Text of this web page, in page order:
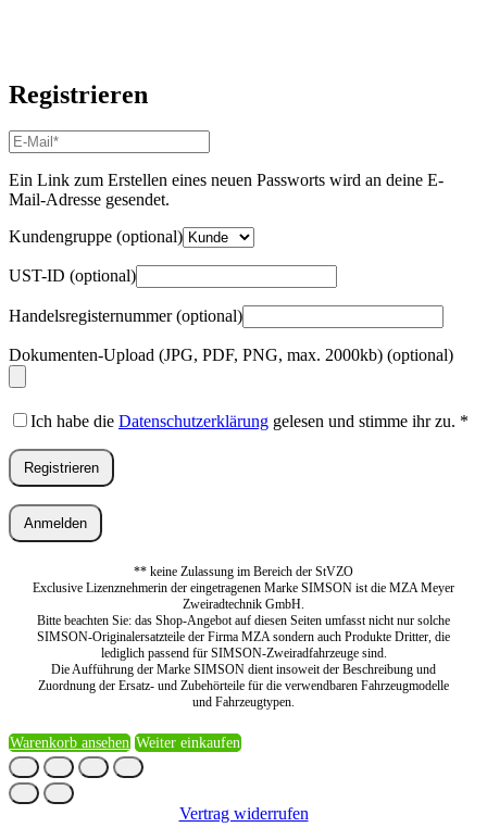
Registrieren
E-
Mail-
Adresse*
Erforderlich
Ein Link zum Erstellen eines neuen Passworts wird an deine E-
Mail-Adresse gesendet.
Kundengruppe (optional)
UST-ID (optional)
Handelsregisternummer(optional)
Dokumenten-Upload (JPG, PDF, PNG, max. 2000kb) (optional)
Ich habe die Datenschutzerklärung gelesen und stimme ihr zu. *
Registrieren
Anmelden
** keine Zulassung im Bereich der StVZO
Exclusive Lizenznehmerin der eingetragenen Marke SIMSON ist die MZA Meyer
Zweiradtechnik GmbH.
Bitte beachten Sie: das Shop-Angebot auf diesen Seiten umfasst nicht nur solche
SIMSON-Originalersatzteile der Firma MZA sondern auch Produkte Dritter, die
lediglich passend für SIMSON-Zweiradfahrzeuge sind.
Die Aufführung der Marke SIMSON dient insoweit der Beschreibung und
Zuordnung der Ersatz- und Zubehörteile für die verwendbaren Fahrzeugmodelle
und Fahrzeugtypen.
Warenkorb ansehen Weiter einkaufen
Vertrag widerrufen